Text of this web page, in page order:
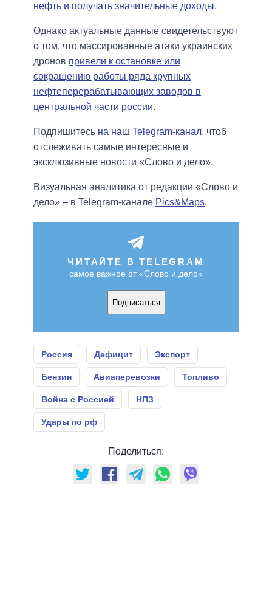
нефть и получать значительные доходы.
Однако актуальные данные свидетельствуют
о том, что массированные атаки украинских
дронов привели к остановке или
сокращению работы ряда крупных
нефтеперерабатывающих заводов в
центральной части россии.
Подпишитесь на наш Telegram-канал, чтоб
отслеживать самые интересные и
эксклюзивные новости «Слово и дело».
Визуальная аналитика от редакции «Слово и
дело» – в Telegram-канале Pics&Maps.
ЧИТАЙТЕ В TELEGRAM
самое важное от «Слово и дело»
Подписаться
Россия Дефицит Экспорт
Бензин Авиаперевозки Топливо
Война с Россией НПЗ
Удары по рф
Поделиться: